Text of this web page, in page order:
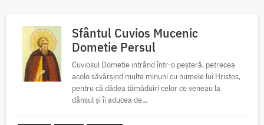
Sfântul Cuvios Mucenic
Dometie Persul
Cuviosul Dometie intrând într-o peșteră, petrecea
acolo săvârșind multe minuni cu numele lui Hristos,
pentru că dădea tămăduiri celor ce veneau la
dânsul și îi aducea de...